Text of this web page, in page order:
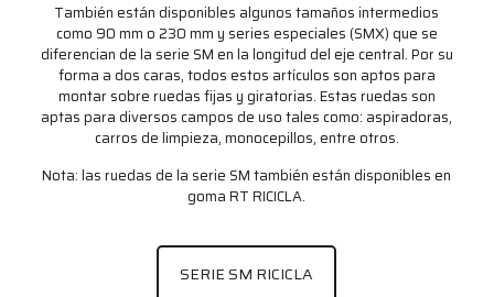
También están disponibles algunos tamaños intermedios
como 90 mm o 230 mm y series especiales (SMX) que se
diferencian de la serie SM en la longitud del eje central. Por su
forma a dos caras, todos estos artículos son aptos para
montar sobre ruedas fijas y giratorias. Estas ruedas son
aptas para diversos campos de uso tales como: aspiradoras,
carros de limpieza, monocepillos, entre otros.
Nota: las ruedas de la serie SM también están disponibles en
goma RT RICICLA.
SERIE SM RICICLA